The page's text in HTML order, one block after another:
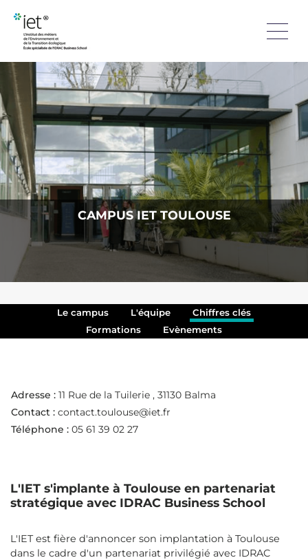
CAMPUS IET TOULOUSE
Le campus L'équipe
Chiffres clés
Formations
Evènements
Adresse : 11 Rue de la Tuilerie , 31130 Balma
Contact : contact.toulouse@iet.fr
Téléphone : 05 61 39 02 27
L'IET s'implante à Toulouse en partenariat
stratégique avec IDRAC Business School
L'IET est fière d'annoncer son implantation à Toulouse
dans le cadre d'un partenariat privilégié avec IDRAC